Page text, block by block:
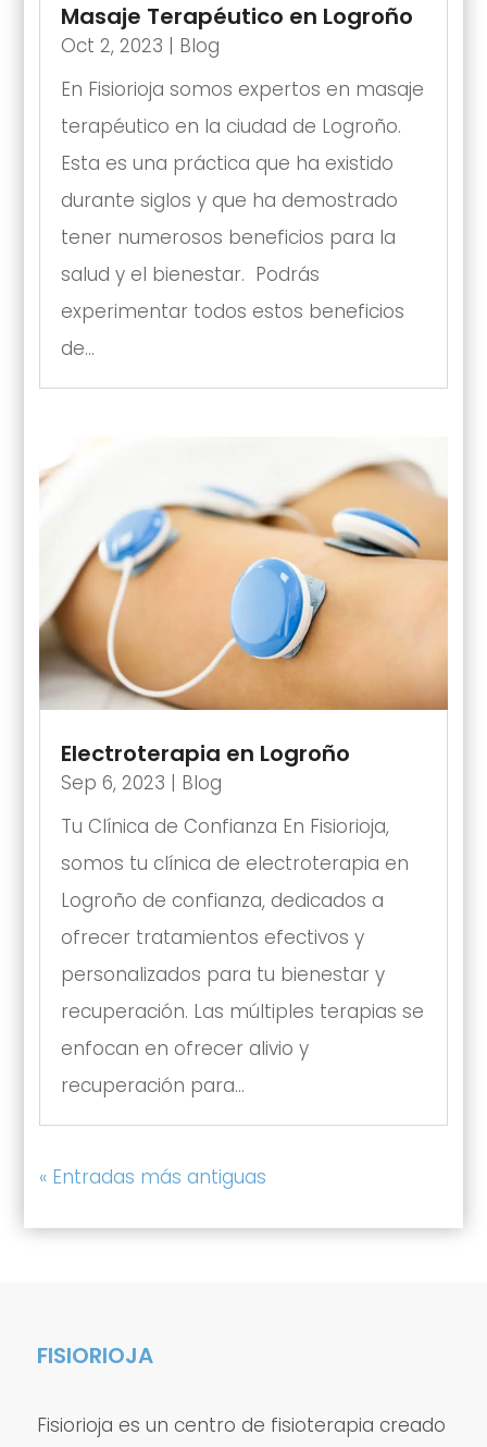
Masaje Terapéutico en Logroño
Oct 2, 2023 | Blog
En Fisiorioja somos expertos en masaje
terapéutico en la ciudad de Logroño.
Esta es una práctica que ha existido
durante siglos y que ha demostrado
tener numerosos beneficios para la
salud y el bienestar. Podrás
experimentar todos estos beneficios
de...
Electroterapia en Logroño
Sep 6, 2023 | Blog
Tu Clínica de Confianza En Fisiorioja,
somos tu clínica de electroterapia en
Logroño de confianza, dedicados a
ofrecer tratamientos efectivos y
personalizados para tu bienestar y
recuperación. Las múltiples terapias se
enfocan en ofrecer alivio y
recuperación para...
« Entradas más antiguas
FISIORIOJA
Fisiorioja es un centro de fisioterapia creado